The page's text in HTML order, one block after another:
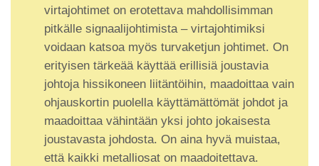
virtajohtimet on erotettava mahdollisimman
pitkälle signaalijohtimista – virtajohtimiksi
voidaan katsoa myös turvaketjun johtimet. On
erityisen tärkeää käyttää erillisiä joustavia
johtoja hissikoneen liitäntöihin, maadoittaa vain
ohjauskortin puolella käyttämättömät johdot ja
maadoittaa vähintään yksi johto jokaisesta
joustavasta johdosta. On aina hyvä muistaa,
että kaikki metalliosat on maadoitettava.